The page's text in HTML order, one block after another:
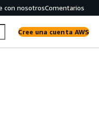
con nosotrosComentarios
Cree una cuenta AWS